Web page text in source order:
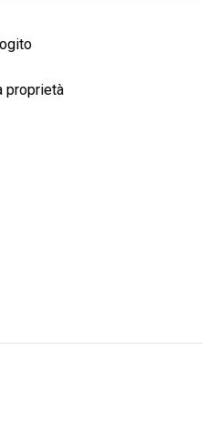
proprietà